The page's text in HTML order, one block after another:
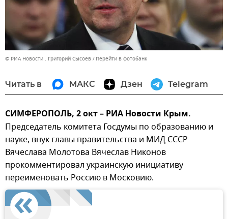
© РИА Новости . Григорий Сысоев Перейти в фотобанк
Читать в МАКС Дзен Telegram
СИМФЕРОПОЛЬ, 2 окт – РИА Новости Крым.
Председатель комитета Госдумы по образованию и
науке, внук главы правительства и МИД СССР
Вячеслава Молотова Вячеслав Никонов
прокомментировал украинскую инициативу
переименовать Россию в Московию.